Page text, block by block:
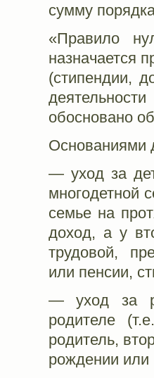
сумму
«Правило
назначается
(стипендии,
обосновано
Основаниями
— уход за
многодетной
семье на
доход, а у
трудовой,
или пенсии,
— уход за
родителе
родитель,
рождении или